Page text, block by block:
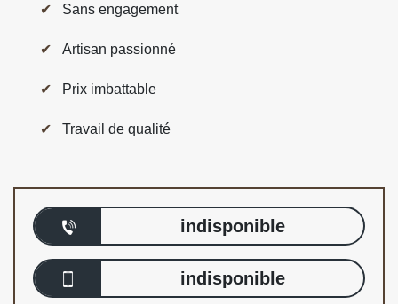
Sans engagement
Artisan passionné
Prix imbattable
Travail de qualité
indisponible
indisponible